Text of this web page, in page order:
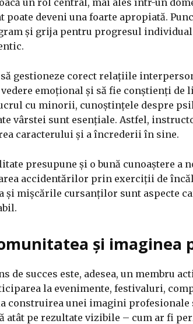
deveni una foarte apropiată.
și grija pentru progresul
gestioneze corect relațiile
emoțional și să fie conștienți
cu minorii, cunoștințele despre
vârstei sunt esențiale. Astfel,
caracterului și a încrederii în sine.
presupune și o bună cunoaștere a
accidentărilor prin exerciții de
și mișcările cursanților sunt aspecte
și imaginea
de succes este, adesea, un membru
la evenimente, festivaluri,
construirea unei imagini profesionale
atât pe rezultate vizibile – cum ar fi